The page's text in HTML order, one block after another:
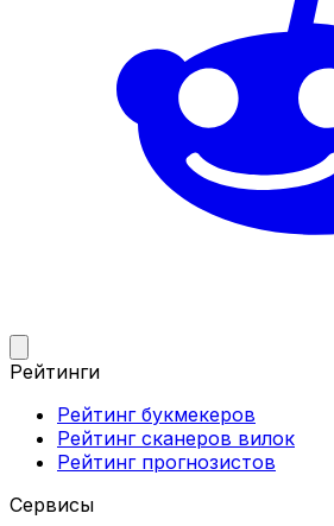
Рейтинги
Рейтинг букмекеров
Рейтинг сканеров вилок
Рейтинг прогнозистов
Сервисы